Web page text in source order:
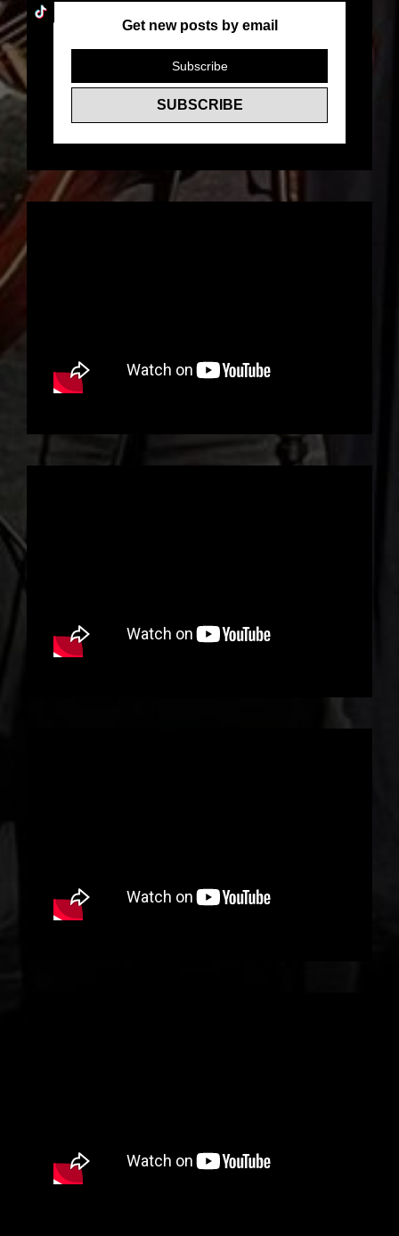
Get new posts by email